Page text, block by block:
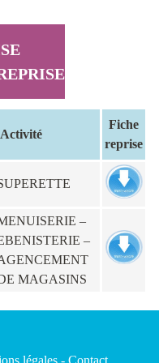
Activité
Fiche
reprise
–
–
MAGASINS
légales- Contact